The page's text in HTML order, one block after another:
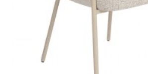
803,87 zł 726,66 zł